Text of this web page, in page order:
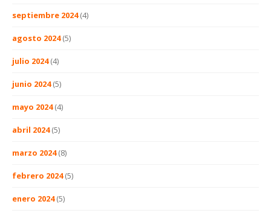
septiembre 2024(4)
agosto 2024(5)
julio 2024(4)
junio 2024(5)
mayo 2024(4)
abril 2024(5)
marzo 2024(8)
febrero 2024(5)
enero 2024(5)